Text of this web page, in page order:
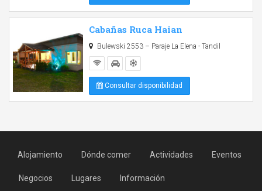
Cabañas Ruca Haian
Bulewski 2553 – Paraje La Elena - Tandil
Consultar disponibilidad
Alojamiento Dónde comer Actividades Eventos
Negocios Lugares Información